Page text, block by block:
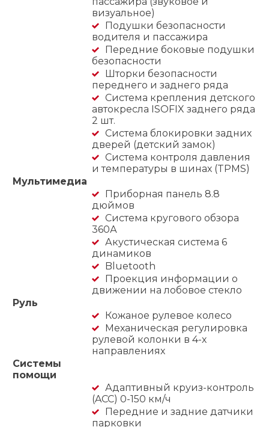
визуальное)
Подушки безопасности
водителя и пассажира
Передние боковые подушки
безопасности
Шторки безопасности
переднего и заднего ряда
Система крепления детского
автокресла ISOFIX заднего ряда
2 шт.
Система блокировки задних
дверей (детский замок)
Система контроля давления
и температуры в шинах (TPMS)
Мультимедиа
Приборная панель 8.8
дюймов
Система кругового обзора
360А
Акустическая система 6
динамиков
Bluetooth
Проекция информации о
движении на лобовое стекло
Руль
Кожаное рулевое колесо
Механическая регулировка
рулевой колонки в 4-х
направлениях
Системы
помощи
Адаптивный круиз-контроль
(ACC) 0-150 км/ч
Передние и задние датчики
парковки